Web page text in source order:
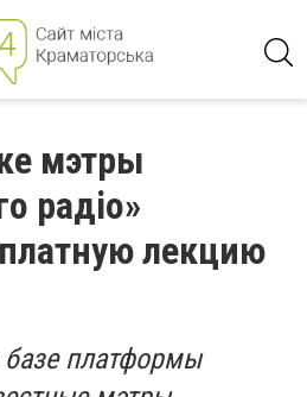
мэтры
радіо»
лекцию
платформы